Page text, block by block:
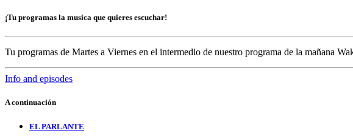
¡Tu programas la musica que quieres escuchar!
Tu programas de Martes a Viernes en el intermedio de nuestro programa de la mañana
Info and episodes
A continuación
EL PARLANTE